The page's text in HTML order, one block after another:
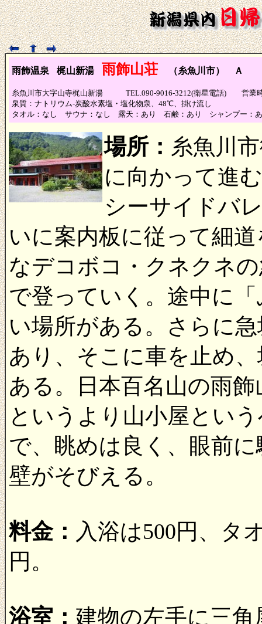
雨飾温泉 梶山新湯 雨飾山荘 （糸魚川市） Ａ
糸魚川市大字山寺梶山新湯 TEL.090-9016-3212(衛星電話) 営業
泉質：ナトリウム-炭酸水素塩・塩化物泉、48℃、掛け流し
タオル：なし サウナ：なし 露天：あり 石鹸：あり シャンプー：
場所： 糸魚川
に向かって進
シーサイドバ
いに案内板に従って細
なデコボコ・クネクネ
で登っていく。途中に
い場所がある。さらに
あり、そこに車を止め
ある。日本百名山の雨
というより山小屋とい
で、眺めは良く、眼前
壁がそびえる。
料金： 入浴は500円、タ
円。
浴室： 建物の左手に三角